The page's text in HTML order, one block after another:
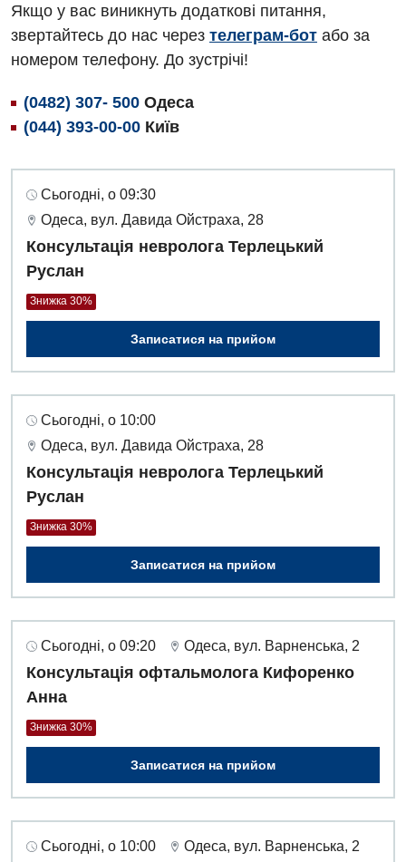
Якщо у вас виникнуть додаткові питання,
звертайтесь до нас через телеграм-бот або за
номером телефону. До зустрічі!
(0482) 307- 500 Одеса
(044) 393-00-00 Київ
Сьогодні, о 09:30
Одеса, вул. Давида Ойстраха, 28
Консультація невролога Терлецький
Руслан
Знижка 30%
Записатися на прийом
Сьогодні, о 10:00
Одеса, вул. Давида Ойстраха, 28
Консультація невролога Терлецький
Руслан
Знижка 30%
Записатися на прийом
Сьогодні, о 09:20 Одеса, вул. Варненська, 2
Консультація офтальмолога Кифоренко
Анна
Знижка 30%
Записатися на прийом
Сьогодні, о 10:00 Одеса, вул. Варненська, 2